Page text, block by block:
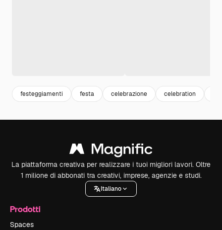
festeggiamenti festa celebrazione celebration
La piattaforma creativa per realizzare i tuoi migliori lavori. Oltre
1 milione di abbonati tra creativi, imprese, agenzie e studi.
Italiano
Prodotti
Spaces